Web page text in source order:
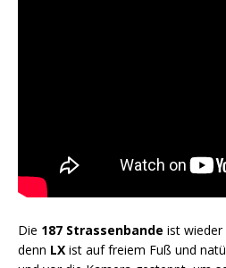
Die 187 Strassenbande ist
denn LX ist auf freiem Fuß und